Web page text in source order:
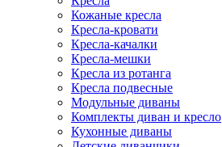
Кожаные кресла
Кресла-кровати
Кресла-качалки
Кресла-мешки
Кресла из ротанга
Кресла подвесные
Модульные диваны
Комплекты диван и кресло
Кухонные диваны